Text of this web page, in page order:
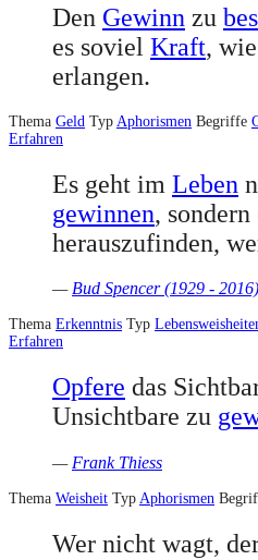
Den Gewinn zu
es soviel Kraft,
erlangen.
Thema Geld Typ Aphorismen Begriffe
Erfahren
Es geht im Leben
gewinnen, sondern
herauszufinden,
—Bud Spencer (1929 - 2016)
Thema Erkenntnis Typ
Erfahren
Opfere das
Unsichtbare zu
— Frank Thiess
Thema Weisheit Typ Aphorismen
Wer nicht wagt,